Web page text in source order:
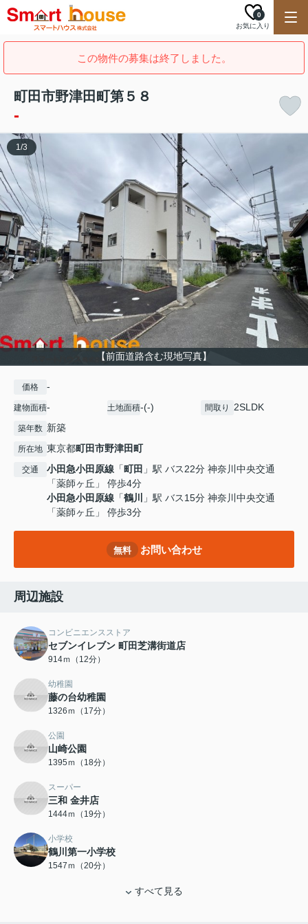
お気に入り
0
この物件の募集は終了しました。
町田市野津田町第５８
-
【前面道路含む現地写真】
1/3
価格 -
建物面積- 土地面積-(-) 間取り 2SLDK
築年数 新築
所在地 東京都町田市野津田町
交通 小田急小田原線 「町田 」駅 バス22分 神奈川中央交通
「薬師ヶ丘」 停歩4分
小田急小田原線 「鶴川
」駅 バス15分 神奈川中央交通
「薬師ヶ丘」 停歩3分
無料 お問い合わせ
周辺施設
コンビニエンスストア
セブンイレブン 町田芝溝街道店
914ｍ（12分）
幼稚園
藤の台幼稚園
1326ｍ（17分）
公園
山崎公園
1395ｍ（18分）
スーパー
三和 金井店
1444ｍ（19分）
小学校
鶴川第一小学校
1547ｍ（20分）
すべて見る